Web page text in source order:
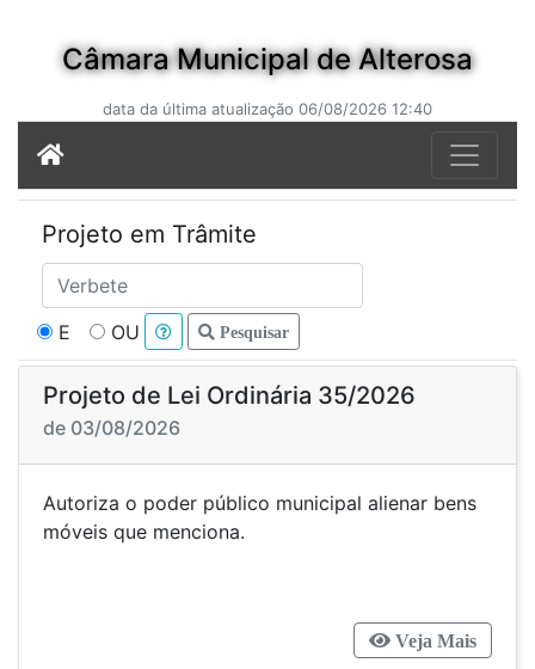
Câmara Municipal de Alterosa
data da última atualização 06/08/2026 12:40
Projeto em Trâmite
E OU Pesquisar
Projeto de Lei Ordinária 35/2026
de 03/08/2026
Autoriza o poder público municipal alienar bens
móveis que menciona.
Veja Mais